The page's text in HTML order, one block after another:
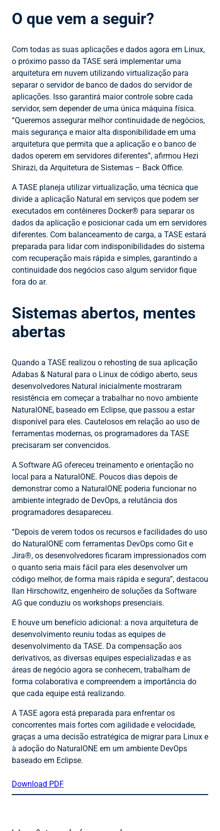
O que vem a seguir?
Com todas as suas aplicações e dados agora em Linux,
o próximo passo da TASE será implementar uma
arquitetura em nuvem utilizando virtualização para
separar o servidor de banco de dados do servidor de
aplicações. Isso garantirá maior controle sobre cada
servidor, sem depender de uma única máquina física.
“Queremos assegurar melhor continuidade de negócios,
mais segurança e maior alta disponibilidade em uma
arquitetura que permita que a aplicação e o banco de
dados operem em servidores diferentes”, afirmou Hezi
Shirazi, da Arquitetura de Sistemas – Back Office.
A TASE planeja utilizar virtualização, uma técnica que
divide a aplicação Natural em serviços que podem ser
executados em contêineres Docker® para separar os
dados da aplicação e posicionar cada um em servidores
diferentes. Com balanceamento de carga, a TASE estará
preparada para lidar com indisponibilidades do sistema
com recuperação mais rápida e simples, garantindo a
continuidade dos negócios caso algum servidor fique
fora do ar.
Sistemas abertos, mentes
abertas
Quando a TASE realizou o rehosting de sua aplicação
Adabas & Natural para o Linux de código aberto, seus
desenvolvedores Natural inicialmente mostraram
resistência em começar a trabalhar no novo ambiente
NaturalONE, baseado em Eclipse, que passou a estar
disponível para eles. Cautelosos em relação ao uso de
ferramentas modernas, os programadores da TASE
precisaram ser convencidos.
A Software AG ofereceu treinamento e orientação no
local para a NaturalONE. Poucos dias depois de
demonstrar como a NaturalONE poderia funcionar no
ambiente integrado de DevOps, a relutância dos
programadores desapareceu.
“Depois de verem todos os recursos e facilidades do uso
do NaturalONE com ferramentas DevOps como Git e
Jira®, os desenvolvedores ficaram impressionados com
o quanto seria mais fácil para eles desenvolver um
código melhor, de forma mais rápida e segura”, destacou
Ilan Hirschowitz, engenheiro de soluções da Software
AG que conduziu os workshops presenciais.
E houve um benefício adicional: a nova arquitetura de
desenvolvimento reuniu todas as equipes de
desenvolvimento da TASE. Da compensação aos
derivativos, as diversas equipes especializadas e as
áreas de negócio agora se conhecem, trabalham de
forma colaborativa e compreendem a importância do
que cada equipe está realizando.
A TASE agora está preparada para enfrentar os
concorrentes mais fortes com agilidade e velocidade,
graças a uma decisão estratégica de migrar para Linux e
à adoção do NaturalONE em um ambiente DevOps
baseado em Eclipse.
Download PDF